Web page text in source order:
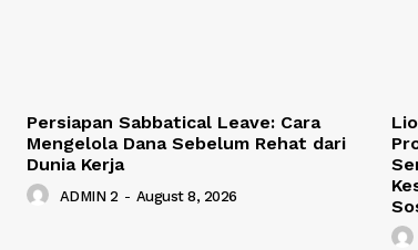
Persiapan Sabbatical Leave: Cara
Mengelola Dana Sebelum Rehat dari
Dunia Kerja
ADMIN 2 - August 8, 2026